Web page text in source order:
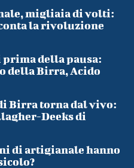
migliaia di volti:
la rivoluzione
della pausa:
della Birra, Acido
Birra torna dal vivo:
Deeks di
di artigianale hanno